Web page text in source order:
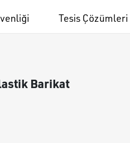
Tesis Çözümleri
Barikat